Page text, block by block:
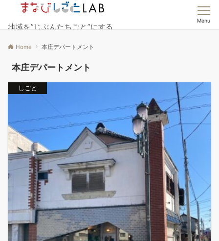
地域を”じぶんたちごと”にする
Menu
Home 本庄デパートメント
本庄デパートメント
しごと